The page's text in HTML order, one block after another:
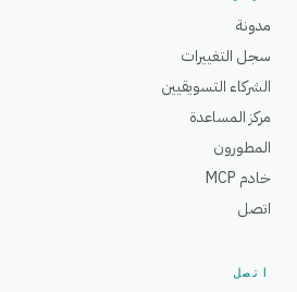
مدونة
سجل التغييرات
الشركاء التسويقيين
مركز المساعدة
المطورون
خادم MCP
اتصل
اتصل